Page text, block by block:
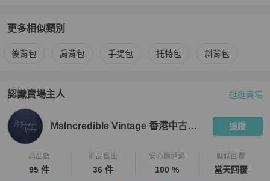
更多相似類別
更多Gucci 女包相似商品推薦
後背包 肩背包 手提包 托特包 斜背包
認識賣場主人
PopChill 拍拍圈嚴選賣家 MsIncredible Vintage 香港中古專門
逛逛賣場
MsIncredible Vintage 香港中古專門店 追蹤
商品數
95 件
商品售出
36 件
安心購通過
100 %
聊聊回覆
當天回覆